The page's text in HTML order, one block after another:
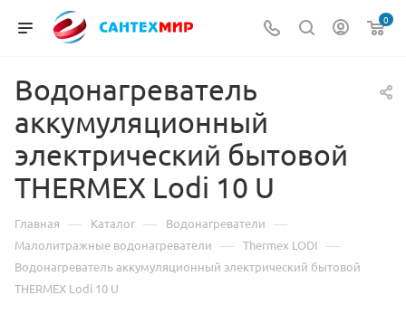
0
Водонагреватель
аккумуляционный
электрический бытовой
THERMEX Lodi 10 U
Главная — Каталог — Водонагреватели —
Малолитражные водонагреватели — Thermex LODI —
Водонагреватель аккумуляционный электрический бытовой
THERMEX Lodi 10 U